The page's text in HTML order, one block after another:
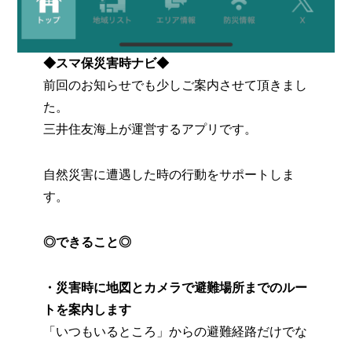
◆スマ保災害時ナビ◆
前回のお知らせでも少しご案内させて頂きまし
た。
三井住友海上が運営するアプリです。
自然災害に遭遇した時の行動をサポートしま
す。
◎できること◎
・災害時に地図とカメラで避難場所までのルー
トを案内します
「いつもいるところ」からの避難経路だけでな